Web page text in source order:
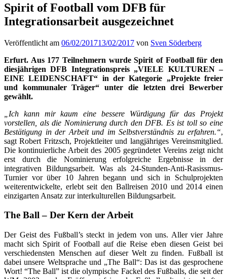
Spirit of Football vom DFB für
Integrationsarbeit ausgezeichnet
Veröffentlicht am 06/02/201713/02/2017 von Sven Söderberg
Erfurt. Aus 177 Teilnehmern wurde Spirit of Football für den
diesjährigen DFB Integrationspreis „VIELE KULTUREN –
EINE LEIDENSCHAFT“ in der Kategorie „Projekte freier
und kommunaler Träger“ unter die letzten drei Bewerber
gewählt.
„Ich kann mir kaum eine bessere Würdigung für das Projekt
vorstellen, als die Nominierung durch den DFB. Es ist toll so eine
Bestätigung in der Arbeit und im Selbstverständnis zu erfahren.“,
sagt Robert Fritzsch, Projektleiter und langjähriges Vereinsmitglied.
Die kontinuierliche Arbeit des 2005 gegründetet Vereins zeigt nicht
erst durch die Nominierung erfolgreiche Ergebnisse in der
integrativen Bildungsarbeit. Was als 24-Stunden-Anti-Rasissmus-
Turnier vor über 10 Jahren begann und sich in Schulprojekten
weiterentwickelte, erlebt seit den Ballreisen 2010 und 2014 einen
einzigarten Ansatz zur interkulturellen Bildungsarbeit.
The Ball – Der Kern der Arbeit
Der Geist des Fußball’s steckt in jedem von uns. Aller vier Jahre
macht sich Spirit of Football auf die Reise eben diesen Geist bei
verschiedensten Menschen auf dieser Welt zu finden. Fußball ist
dabei unsere Weltsprache und „The Ball“: Das ist das gesprochene
Wort! “The Ball” ist die olympische Fackel des Fußballs, die seit der